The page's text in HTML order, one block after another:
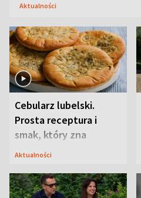
Aktualności
Cebularz lubelski.
Prosta receptura i
smak, który zna
Lubelszczyzna
Aktualności